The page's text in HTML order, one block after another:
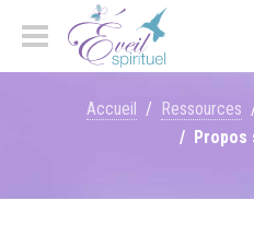
Accueil Ressources
Propos